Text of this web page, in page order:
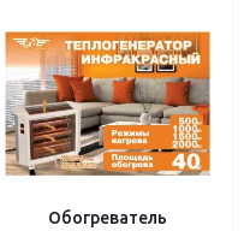
Обогреватель